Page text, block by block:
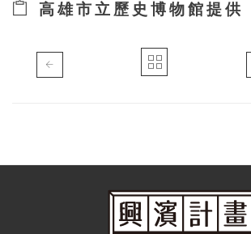
高雄市立歷史博物館提供